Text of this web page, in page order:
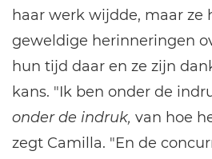
haar werk wijdde, maar ze
geweldige herinneringen
hun tijd daar en ze zijn
kans. "Ik ben onder de
onder de indruk, van hoe
zegt Camilla. "En de